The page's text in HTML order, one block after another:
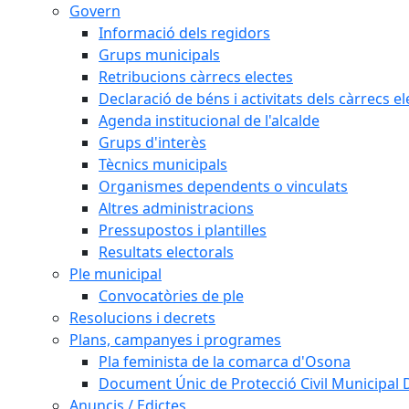
Govern
Informació dels regidors
Grups municipals
Retribucions càrrecs electes
Declaració de béns i activitats dels càrrecs
Agenda institucional de l'alcalde
Grups d'interès
Tècnics municipals
Organismes dependents o vinculats
Altres administracions
Pressupostos i plantilles
Resultats electorals
Ple municipal
Convocatòries de ple
Resolucions i decrets
Plans, campanyes i programes
Pla feminista de la comarca d'Osona
Document Únic de Protecció Civil Municipal